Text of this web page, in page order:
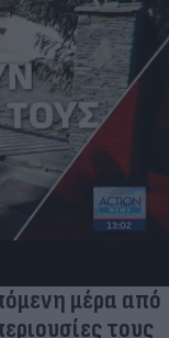
μέρα από
τους